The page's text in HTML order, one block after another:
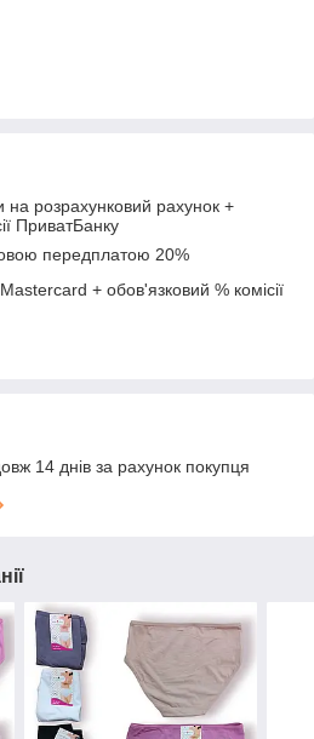
на розрахунковий рахунок +
ПриватБанку
передплатою 20%
+ обов'язковий % комісії
14 днів за рахунок покупця